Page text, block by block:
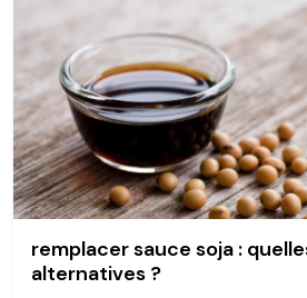
remplacer sauce soja :
alternatives ?